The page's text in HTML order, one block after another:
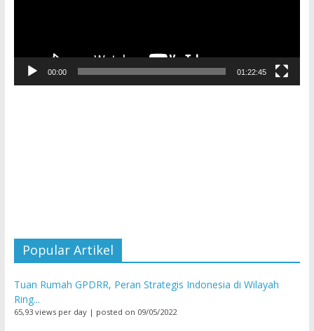
00:00 01:22:45
Popular Artikel
Tuan Rumah GPDRR, Peran Strategis Indonesia di Wilayah
Ring...
65,93 views per day| posted on 09/05/2022